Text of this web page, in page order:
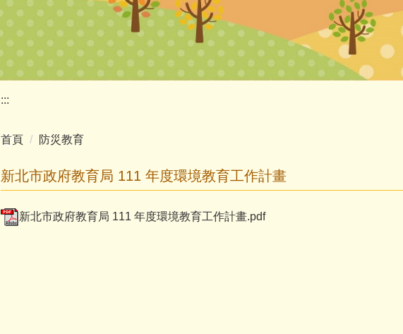
:::
首頁 防災教育
新北市政府教育局 111 年度環境教育工作計畫
新北市政府教育局 111 年度環境教育工作計畫.pdf